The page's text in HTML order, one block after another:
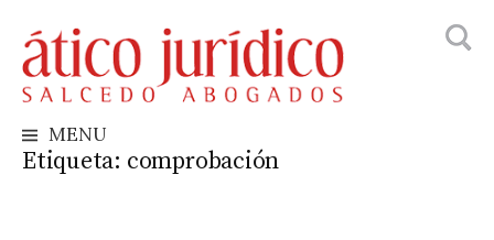
to
content
MENU
Etiqueta: comprobación